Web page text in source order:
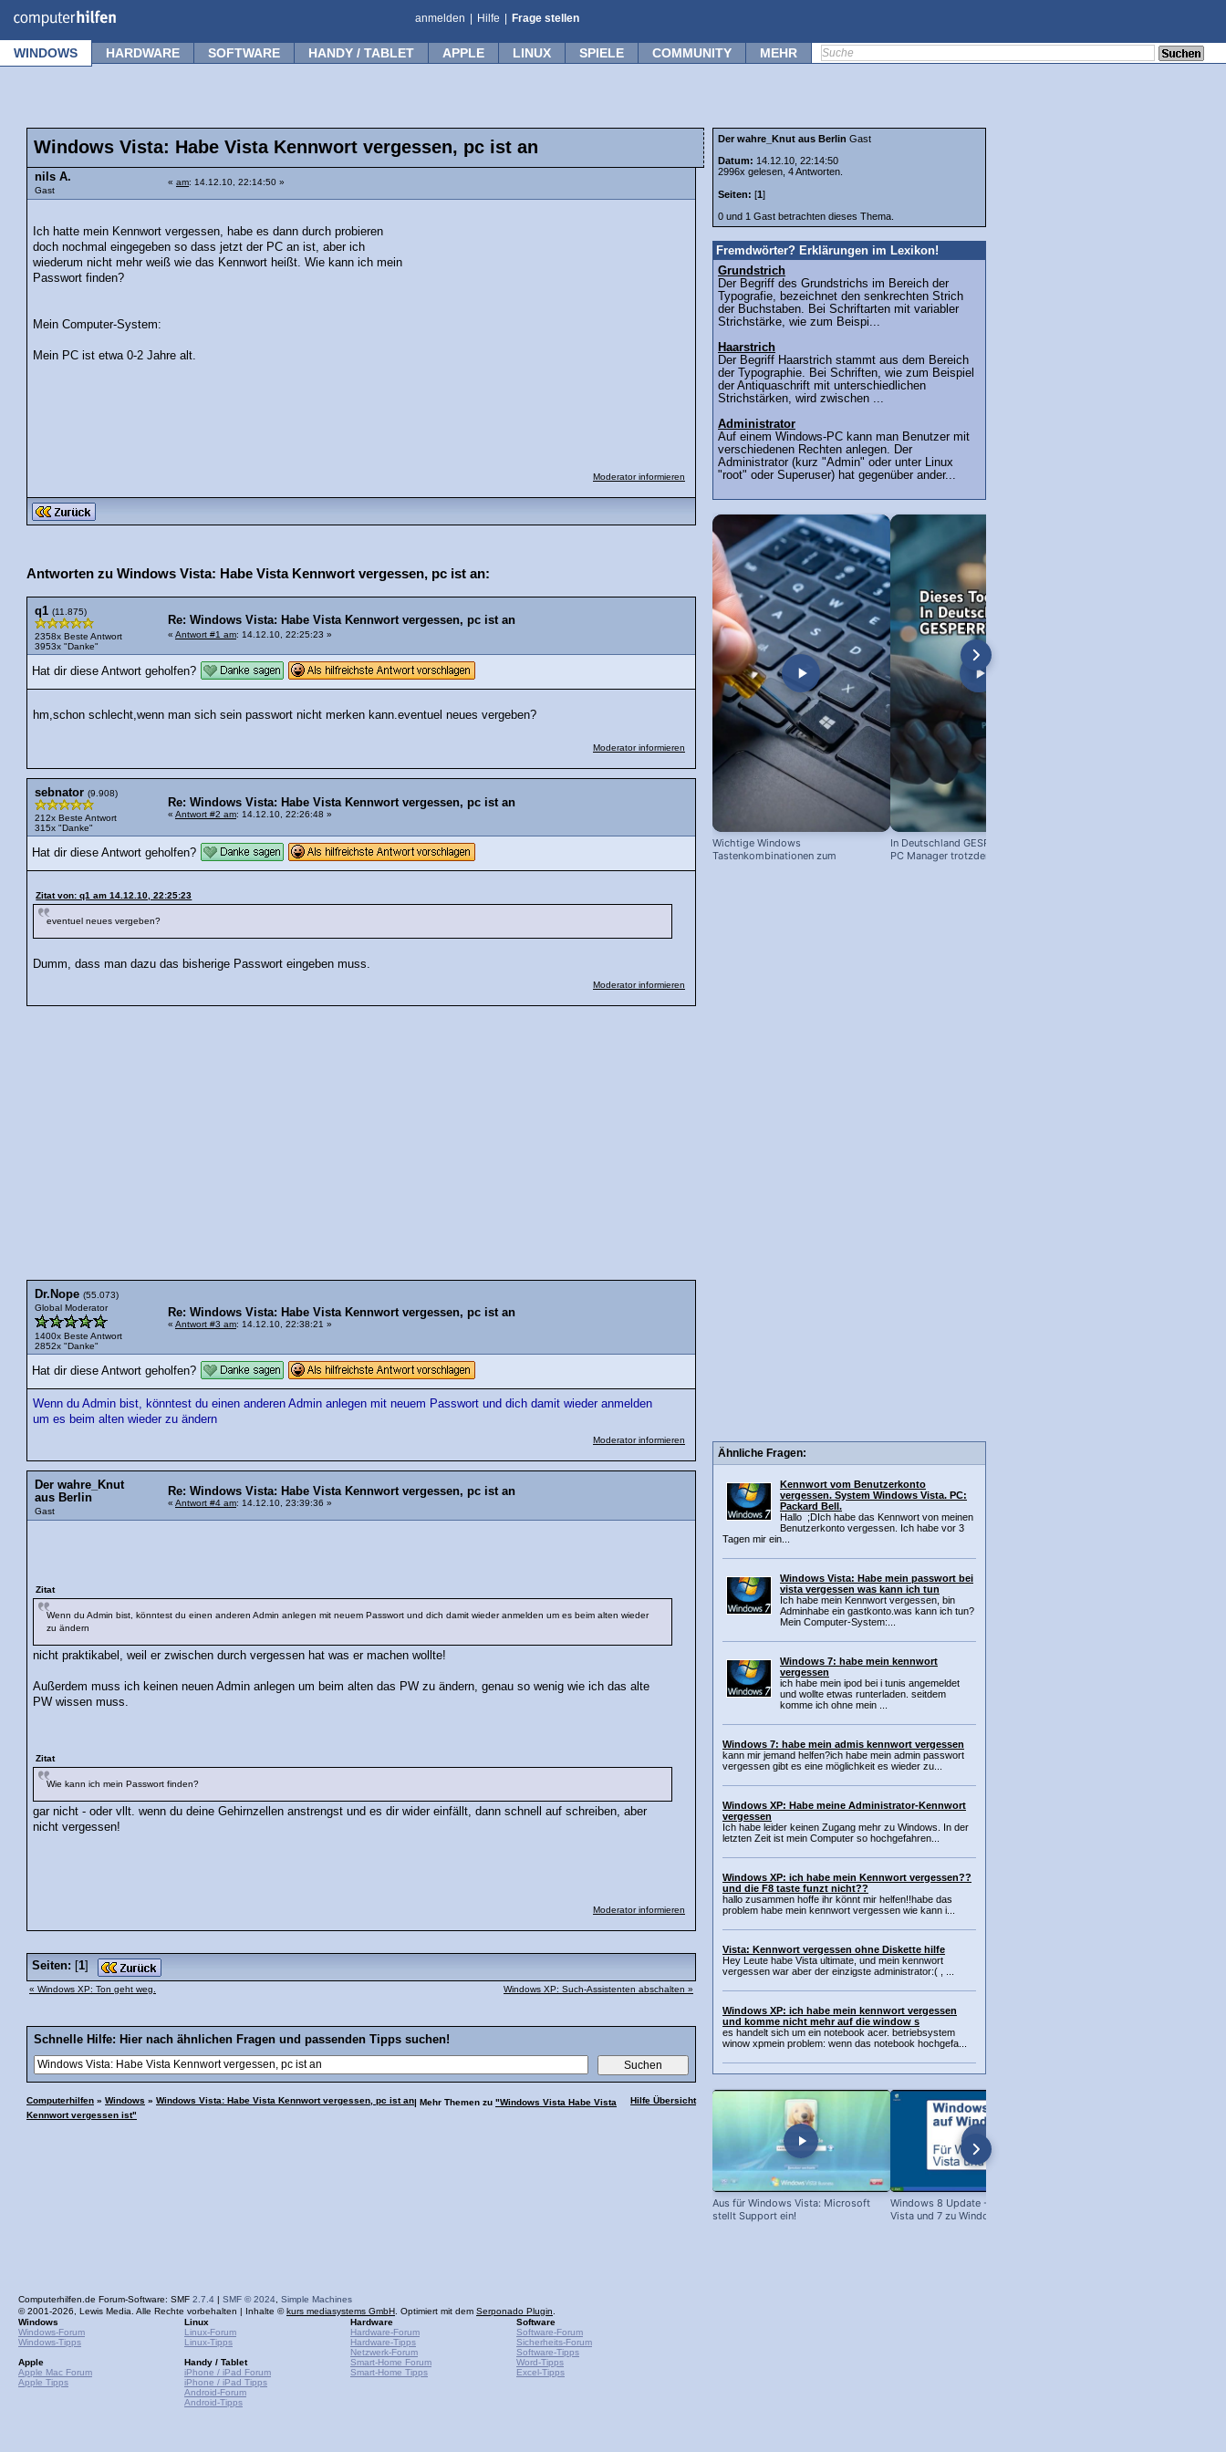
anmelden Hilfe Frage stellen
WINDOWS HARDWARE SOFTWARE HANDY / TABLET APPLE LINUX SPIELE COMMUNITY MEHR
Windows Vista: Habe Vista Kennwort vergessen, pc ist an
nils A.
Gast
« am: 14.12.10, 22:14:50 »
Ich hatte mein Kennwort vergessen, habe es dann durch probieren
doch nochmal eingegeben so dass jetzt der PC an ist, aber ich
wiederum nicht mehr weiß wie das Kennwort heißt. Wie kann ich mein
Passwort finden?
Mein Computer-System:
Mein PC ist etwa 0-2 Jahre alt.
Moderator informieren
Antworten zu Windows Vista: Habe Vista Kennwort vergessen, pc ist an:
q1 (11.875)
2358x Beste Antwort
3953x "Danke"
Re: Windows Vista: Habe Vista Kennwort vergessen, pc ist an
« Antwort #1 am: 14.12.10, 22:25:23 »
Hat dir diese Antwort geholfen?
hm,schon schlecht,wenn man sich sein passwort nicht merken kann.eventuel neues vergeben?
Moderator informieren
sebnator (9.908)
212x Beste Antwort
315x "Danke"
Re: Windows Vista: Habe Vista Kennwort vergessen, pc ist an
« Antwort #2 am: 14.12.10, 22:26:48 »
Hat dir diese Antwort geholfen?
Zitat von: q1 am 14.12.10, 22:25:23
eventuel neues vergeben?
Dumm, dass man dazu das bisherige Passwort eingeben muss.
Moderator informieren
Dr.Nope (55.073)
Global Moderator
1400x Beste Antwort
2852x "Danke"
Re: Windows Vista: Habe Vista Kennwort vergessen, pc ist an
« Antwort #3 am: 14.12.10, 22:38:21 »
Hat dir diese Antwort geholfen?
Wenn du Admin bist, könntest du einen anderen Admin anlegen mit neuem Passwort und dich damit wieder anmelden
um es beim alten wieder zu ändern
Moderator informieren
Der wahre_Knut
aus Berlin
Gast
Re: Windows Vista: Habe Vista Kennwort vergessen, pc ist an
« Antwort #4 am: 14.12.10, 23:39:36 »
Zitat
Wenn du Admin bist, könntest du einen anderen Admin anlegen mit neuem Passwort und dich damit wieder anmelden um es beim alten wieder
zu ändern
nicht praktikabel, weil er zwischen durch vergessen hat was er machen wollte!
Außerdem muss ich keinen neuen Admin anlegen um beim alten das PW zu ändern, genau so wenig wie ich das alte
PW wissen muss.
Zitat
Wie kann ich mein Passwort finden?
gar nicht - oder vllt. wenn du deine Gehirnzellen anstrengst und es dir wider einfällt, dann schnell auf schreiben, aber
nicht vergessen!
Moderator informieren
Seiten: [1]
« Windows XP: Ton geht weg. Windows XP: Such-Assistenten abschalten »
Schnelle Hilfe: Hier nach ähnlichen Fragen und passenden Tipps suchen!
Computerhilfen » Windows » Windows Vista: Habe Vista Kennwort vergessen, pc ist an Hilfe Übersicht
| Mehr Themen zu "Windows Vista Habe Vista
Kennwort vergessen ist"
Der wahre_Knut aus Berlin Gast
Datum: 14.12.10, 22:14:50
2996x gelesen, 4 Antworten.
Seiten: [1]
0 und 1 Gast betrachten dieses Thema.
Fremdwörter? Erklärungen im Lexikon!
Grundstrich
Der Begriff des Grundstrichs im Bereich der
Typografie, bezeichnet den senkrechten Strich
der Buchstaben. Bei Schriftarten mit variabler
Strichstärke, wie zum Beispi...
Haarstrich
Der Begriff Haarstrich stammt aus dem Bereich
der Typographie. Bei Schriften, wie zum Beispiel
der Antiquaschrift mit unterschiedlichen
Strichstärken, wird zwischen ...
Administrator
Auf einem Windows-PC kann man Benutzer mit
verschiedenen Rechten anlegen. Der
Administrator (kurz "Admin" oder unter Linux
"root" oder Superuser) hat gegenüber ander...
Wichtige Windows
Tastenkombinationen zum
In Deutschland GESPERRT: Microsoft
PC Manager trotzdem installieren
Ähnliche Fragen:
Kennwort vom Benutzerkonto
vergessen. System Windows Vista. PC:
Packard Bell.
Hallo ;DIch habe das Kennwort von meinen
Benutzerkonto vergessen. Ich habe vor 3
Tagen mir ein...
Windows Vista: Habe mein passwort bei
vista vergessen was kann ich tun
Ich habe mein Kennwort vergessen, bin
Adminhabe ein gastkonto.was kann ich tun?
Mein Computer-System:...
Windows 7: habe mein kennwort
vergessen
ich habe mein ipod bei i tunis angemeldet
und wollte etwas runterladen. seitdem
komme ich ohne mein ...
Windows 7: habe mein admis kennwort vergessen
kann mir jemand helfen?ich habe mein admin passwort
vergessen gibt es eine möglichkeit es wieder zu...
Windows XP: Habe meine Administrator-Kennwort
vergessen
Ich habe leider keinen Zugang mehr zu Windows. In der
letzten Zeit ist mein Computer so hochgefahren...
Windows XP: ich habe mein Kennwort vergessen??
und die F8 taste funzt nicht??
hallo zusammen hoffe ihr könnt mir helfen!!habe das
problem habe mein kennwort vergessen wie kann i...
Vista: Kennwort vergessen ohne Diskette hilfe
Hey Leute habe Vista ultimate, und mein kennwort
vergessen war aber der einzigste administrator:( , ...
Windows XP: ich habe mein kennwort vergessen
und komme nicht mehr auf die window s
es handelt sich um ein notebook acer. betriebsystem
winow xpmein problem: wenn das notebook hochgefa...
Aus für Windows Vista: Microsoft
stellt Support ein!
Windows 8 Update - Von Win XP,
Vista und 7 zu Windows 8!
Computerhilfen.de Forum-Software: SMF 2.7.4 | SMF © 2024 Simple Machines
© 2001-2026, Lewis Media. Alle Rechte vorbehalten | Inhalte ©kurs mediasystems GmbH . Optimiert mit dem Serponado Plugin
Windows
Windows-Forum
Windows-Tipps
Apple
Apple Mac Forum
Apple Tipps
Linux
Linux-Forum
Linux-Tipps
Handy / Tablet
iPhone / iPad Forum
iPhone / iPad Tipps
Android-Forum
Android-Tipps
Hardware
Hardware-Forum
Hardware-Tipps
Netzwerk-Forum
Smart-Home Forum
Smart-Home Tipps
Software
Software-Forum
Sicherheits-Forum
Software-Tipps
Word-Tipps
Excel-Tipps